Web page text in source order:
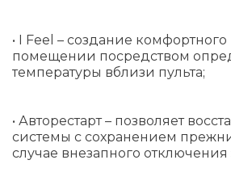
• I Feel – создание
помещении посредством
температуры вблизи пульта;
• Авторестарт – позволяет
системы с сохранением
случае внезапного отключения